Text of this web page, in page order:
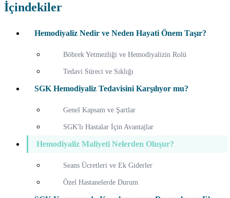
İçindekiler
Hemodiyaliz Nedir ve Neden Hayati Önem Taşır?
Böbrek Yetmezliği ve Hemodiyalizin Rolü
Tedavi Süreci ve Sıklığı
SGK Hemodiyaliz Tedavisini Karşılıyor mu?
Genel Kapsam ve Şartlar
SGK'lı Hastalar İçin Avantajlar
Hemodiyaliz Maliyeti Nelerden Oluşur?
Seans Ücretleri ve Ek Giderler
Özel Hastanelerde Durum